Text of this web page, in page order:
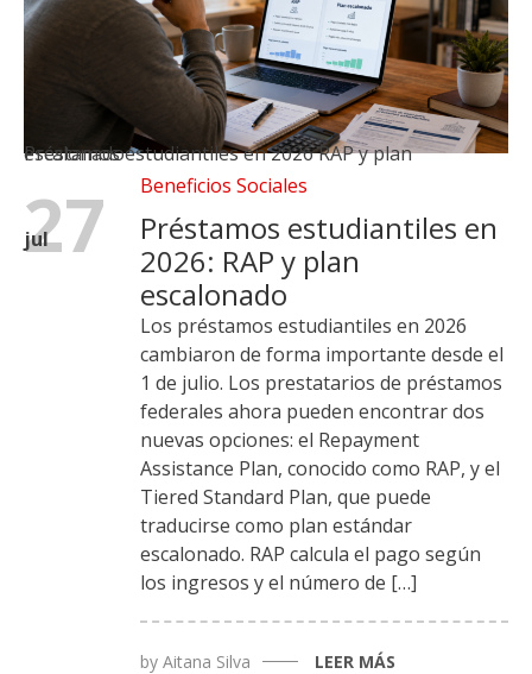
Préstamos estudiantiles en 2026 RAP y plan escalonado
jul
27 Beneficios Sociales
Préstamos estudiantiles en
2026: RAP y plan
escalonado
Los préstamos estudiantiles en 2026
cambiaron de forma importante desde el
1 de julio. Los prestatarios de préstamos
federales ahora pueden encontrar dos
nuevas opciones: el Repayment
Assistance Plan, conocido como RAP, y el
Tiered Standard Plan, que puede
traducirse como plan estándar
escalonado. RAP calcula el pago según
los ingresos y el número de […]
byAitana Silva LEER MÁS